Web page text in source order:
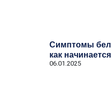
Симптомы
как начинается
06.01.2025